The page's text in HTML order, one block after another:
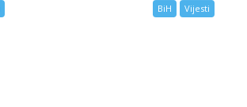
BiH Vijesti